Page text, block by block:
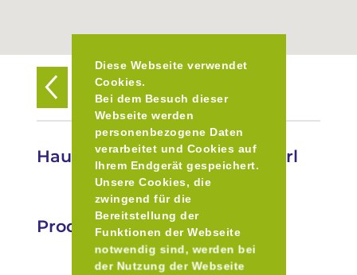
Diese Webseite verwendet
Cookies.
Bei dem Besuch dieser
Webseite werden
personenbezogene Daten
verarbeitet und Cookies auf
Ihrem Endgerät gespeichert.
Unsere Cookies, die
zwingend für die
Bereitstellung der
Funktionen der Webseite
notwendig sind, werden bei
der Nutzung der Webseite
Zurück zur Übersicht
Hausbrauerei Dorfbachstüberl
Produkte